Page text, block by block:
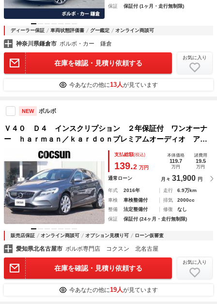
保証
保証付 (1ヶ月・走行無制限)
ディーラー保証 車両状態評価書 グー鑑定 オンライン商談可
神奈川県鎌倉市 ボルボ・カー 鎌倉
在庫を確認・見積り依頼する
お気に入り
今あなたの他に13人が見ています
NEW ボルボ
Ｖ４０ Ｄ４ インスクリプション ２年保証付 ワンオーナ
ー ｈａｒｍａｎ／ｋａｒｄｏｎプレミアムオーディオ アン
バー本革シート パワーシート シートヒーター モダンウッ
ドパネル アダプティブクルーズコントロール アイドリング
ストップ
支払総額(税込)
139.2 万円
本体価格
119.7
万円
諸費用
19.5
万円
通常ローン 月々 31,900 円
年式 2016年 走行
6.9万km
車検
車検整備付 排気
2000cc
整備
法定整備付 修復
なし
保証
保証付 (24ヶ月・走行無制限)
販売店保証 オンライン商談可 オプション見積り可 ローン仮審査
愛知県北名古屋市 ボルボ専門店 コクスン 北名古屋
在庫を確認・見積り依頼する
お気に入り
今あなたの他に19人が見ています